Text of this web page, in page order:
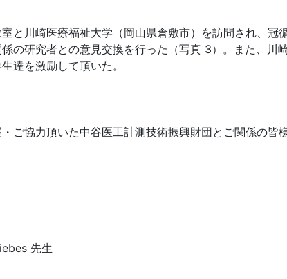
と川崎医療福祉大学（岡山県倉敷市）を訪問され、
の研究者との意見交換を行った（写真 3）。また、川
達を激励して頂いた。
ご協力頂いた中谷医工計測技術振興財団とご関係の
先生